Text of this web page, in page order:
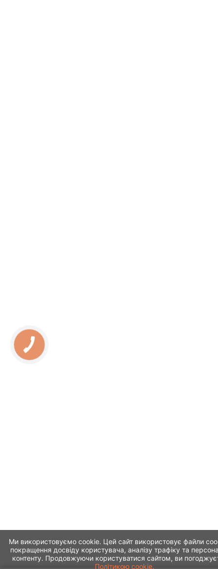
Ми використовуємо cookie. Цей сайт використовує файли
покращення досвіду користувача, аналізу трафіку та
контенту. Продовжуючи користуватися сайтом, ви
Політикою cookie.